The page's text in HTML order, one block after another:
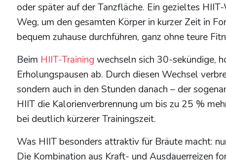
oder später auf der Tanzfläche. Ein gezieltes
Weg, um den gesamten Körper in kurzer Zeit in
bequem zuhause durchführen, ganz ohne teure
Beim HIIT-Training wechseln sich 30-sekündige,
Erholungspausen ab. Durch diesen Wechsel
sondern auch in den Stunden danach – der
HIIT die Kalorienverbrennung um bis zu 25 %
bei deutlich kürzerer Trainingszeit.
Was HIIT besonders attraktiv für Bräute macht:
Die Kombination aus Kraft- und Ausdauerreizen